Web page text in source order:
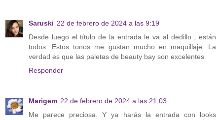
Saruski 22 de febrero de 2024 a las 9:19
Desde luego el título de la entrada le va al dedillo , están
todos. Estos tonos me gustan mucho en maquillaje. La
verdad es que las paletas de beauty bay son excelentes
Responder
Marigem 22 de febrero de 2024 a las 21:03
Me parece preciosa. Y ya harás la entrada con looks